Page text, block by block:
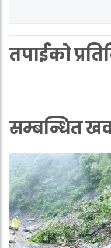
तपाईको
सम्बन्धित